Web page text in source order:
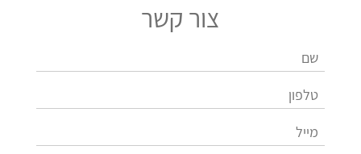
צור קשר